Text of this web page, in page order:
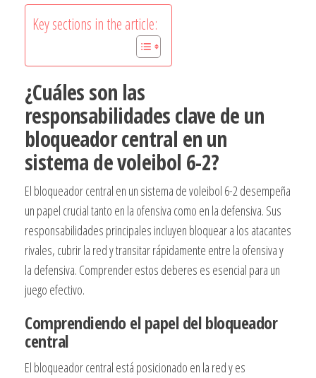
Key sections in the article:
¿Cuáles son las
responsabilidades clave de un
bloqueador central en un
sistema de voleibol 6-2?
El bloqueador central en un sistema de voleibol 6-2 desempeña
un papel crucial tanto en la ofensiva como en la defensiva. Sus
responsabilidades principales incluyen bloquear a los atacantes
rivales, cubrir la red y transitar rápidamente entre la ofensiva y
la defensiva. Comprender estos deberes es esencial para un
juego efectivo.
Comprendiendo el papel del bloqueador
central
El bloqueador central está posicionado en la red y es